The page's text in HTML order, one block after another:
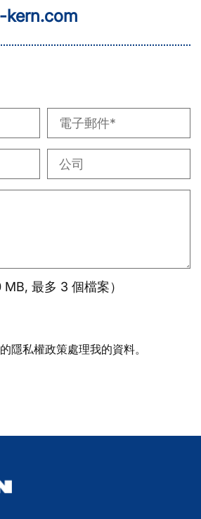
kern.com
最多 3 個檔案）
隱私權政策處理我的資料。